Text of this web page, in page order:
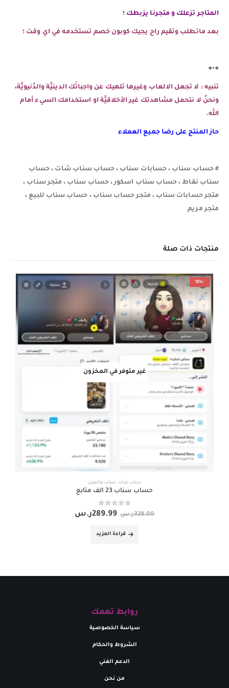
المتاجر تزعلك و متجرنا يزبطك ؛
بعد ماتطلب وتقيم راح يجيك كوبون خصم تستخدمه في اي وقت ؛
●•●
تنبيه : لا تجعل الالعاب وغيرها تلهيك عن واجباتَك الدينيَّة والدُنيويَّة،
ونحنُ لا نتحمل مشاهدتك غير الأخلاقيَّة او استخدامك السيء أمام
الله.
حاز المنتج على رضا جميع العملاء
# حساب سناب ، حسابات سناب ، حساب سناب شات ، حساب
سناب نقاط ، حساب سناب اسكور ، حساب سناب ، متجر سناب ،
متجر حسابات سناب ، متجر حساب سناب ، حساب سناب للبيع ،
متجر مريم
منتجات ذات صلة
-12%
غير متوفر في المخزون
سناب شات , سناب متابعين
حساب سناب 23 الف متابع
329.00ر.س 289.99ر.س
قراءة المزيد
روابط تهمك
سياسة الخصوصية
الشروط والحكام
الدعم الفني
من نحن